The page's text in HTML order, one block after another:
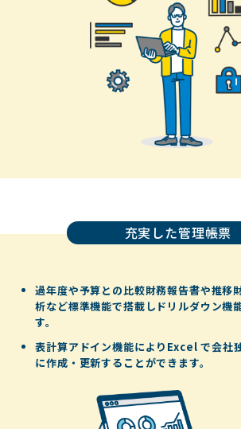
充実した管理帳票
過年度や予算との比較財務報告書や推移
析など標準機能で搭載しドリルダウン機
す。
表計算アドイン機能によりExcel で会社
に作成・更新することができます。